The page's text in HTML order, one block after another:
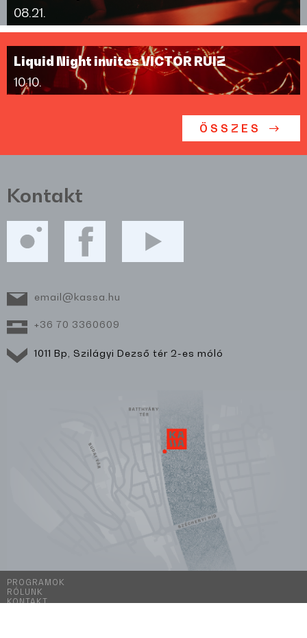
08.21.
Liquid Night invites VICTOR RUIZ
10.10.
ÖSSZES
Kontakt
email@kassa.hu
+36 70 3360609
1011 Bp, Szilágyi Dezső tér 2-es móló
PROGRAMOK
RÓLUNK
KONTAKT